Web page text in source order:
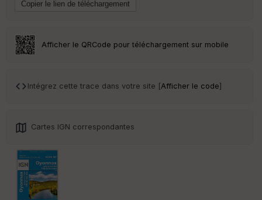
Afficher le QRCode pour téléchargement sur mobile
Intégrez cette trace dans votre site [Afficher le code]
Cartes IGN correspondantes